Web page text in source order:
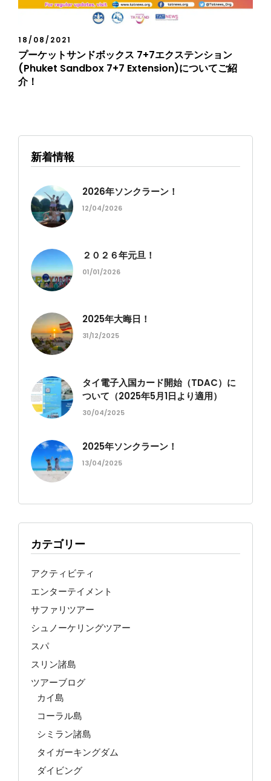
18/08/2021
プーケットサンドボックス 7+7エクステンション
(Phuket Sandbox 7+7 Extension)についてご紹
介！
新着情報
2026年ソンクラーン！
12/04/2026
２０２６年元旦！
01/01/2026
2025年大晦日！
31/12/2025
タイ電子入国カード開始（TDAC）に
ついて（2025年5月1日より適用）
30/04/2025
2025年ソンクラーン！
13/04/2025
カテゴリー
アクティビティ
エンターテイメント
サファリツアー
シュノーケリングツアー
スパ
スリン諸島
ツアーブログ
カイ島
コーラル島
シミラン諸島
タイガーキングダム
ダイビング